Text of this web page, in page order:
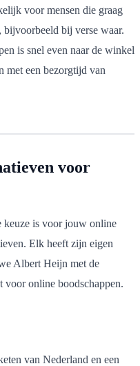
voor mensen die graag
bijvoorbeeld bij verse waar.
is snel even naar de winkel
met een bezorgtijd van
voor
is voor jouw online
Elk heeft zijn eigen
Albert Heijn met de
voor online boodschappen.
van Nederland en een